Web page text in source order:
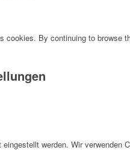
cookies. By continuing to browse
werden. Wir